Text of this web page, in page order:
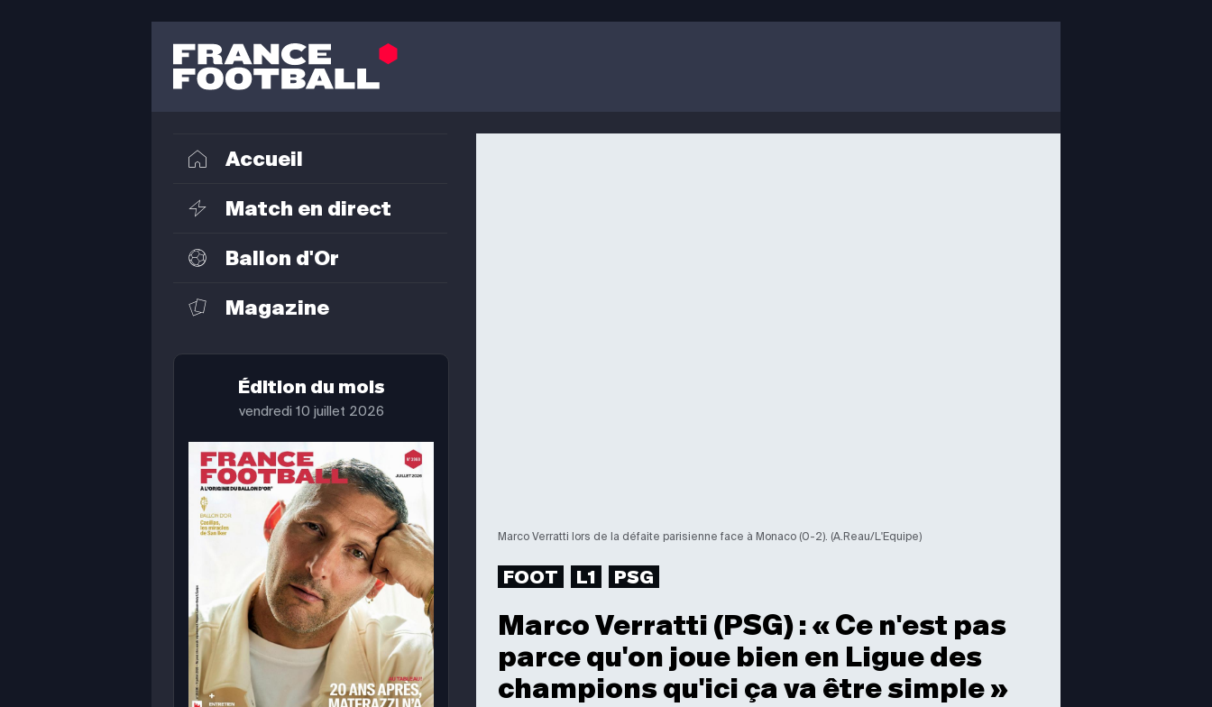
Marco Verratti lors de la défaite parisienne face à Monaco (0-2). (A.Reau/L'Equipe)
FOOT L1 PSG
Marco Verratti (PSG) : « Ce n'est pas
parce qu'on joue bien en Ligue des
champions qu'ici ça va être simple »
Accueil
Match en direct
Ballon d'Or
Magazine
Édition du mois
vendredi 10 juillet 2026